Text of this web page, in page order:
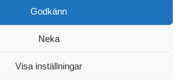
Godkänn
Neka
Visa inställningar
spakarp@outlook.com